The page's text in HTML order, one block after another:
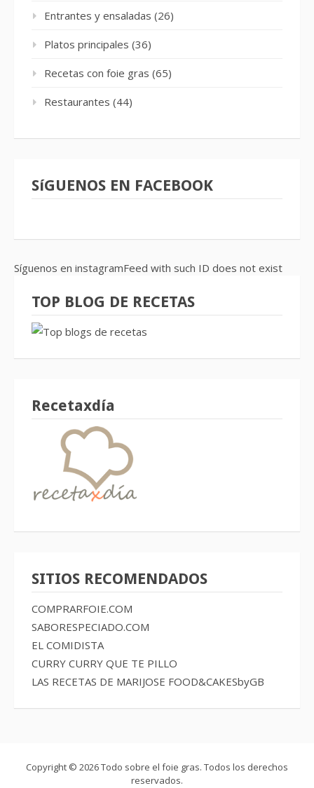
Entrantes y ensaladas (26)
Platos principales (36)
Recetas con foie gras (65)
Restaurantes (44)
SíGUENOS EN FACEBOOK
Síguenos en instagramFeed with such ID does not exist
TOP BLOG DE RECETAS
Recetaxdía
SITIOS RECOMENDADOS
COMPRARFOIE.COM
SABORESPECIADO.COM
EL COMIDISTA
CURRY CURRY QUE TE PILLO
LAS RECETAS DE MARIJOSE FOOD&CAKESbyGB
Copyright © 2026 Todo sobre el foie gras. Todos los derechos
reservados.